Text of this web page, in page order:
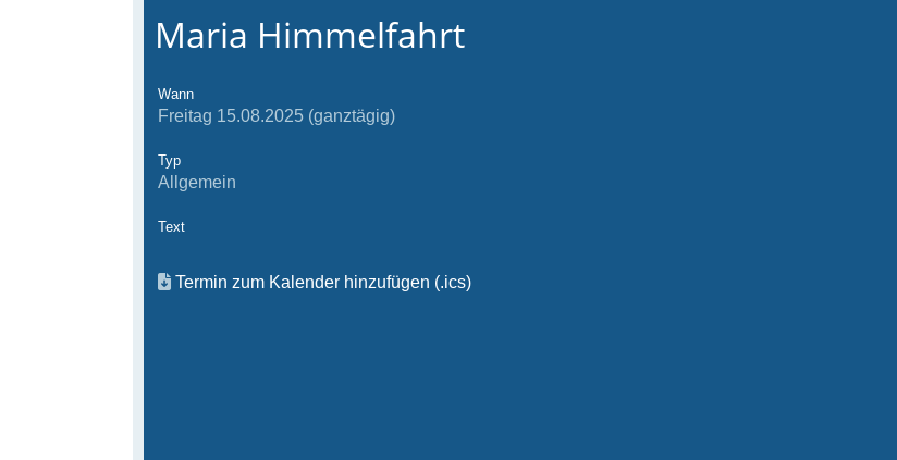
Maria Himmelfahrt
Wann
Freitag 15.08.2025 (ganztägig)
Typ
Allgemein
Text
Termin zum Kalender hinzufügen (.ics)